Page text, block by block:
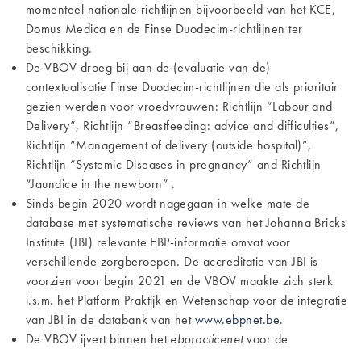
momenteel nationale richtlijnen bijvoorbeeld van het KCE,
Domus Medica en de Finse Duodecim-richtlijnen ter
beschikking.
De VBOV droeg bij aan de (evaluatie van de)
contextualisatie Finse Duodecim-richtlijnen die als prioritair
gezien werden voor vroedvrouwen: Richtlijn “Labour and
Delivery”, Richtlijn “Breastfeeding: advice and difficulties”,
Richtlijn “Management of delivery (outside hospital)”,
Richtlijn “Systemic Diseases in pregnancy” and Richtlijn
“Jaundice in the newborn” .
Sinds begin 2020 wordt nagegaan in welke mate de
database met systematische reviews van het Johanna Bricks
Institute (JBI) relevante EBP-informatie omvat voor
verschillende zorgberoepen. De accreditatie van JBI is
voorzien voor begin 2021 en de VBOV maakte zich sterk
i.s.m. het Platform Praktijk en Wetenschap voor de integratie
van JBI in de databank van hetwww.ebpnet.be.
De VBOV ijvert binnen hetebpracticenetvoor de